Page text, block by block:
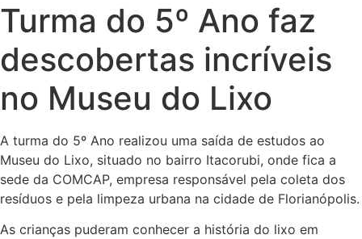
Turma do 5º Ano faz
descobertas incríveis
no Museu do Lixo
A turma do 5º Ano realizou uma saída de estudos ao
Museu do Lixo, situado no bairro Itacorubi, onde fica a
sede da COMCAP, empresa responsável pela coleta dos
resíduos e pela limpeza urbana na cidade de Florianópolis.
As crianças puderam conhecer a história do lixo em